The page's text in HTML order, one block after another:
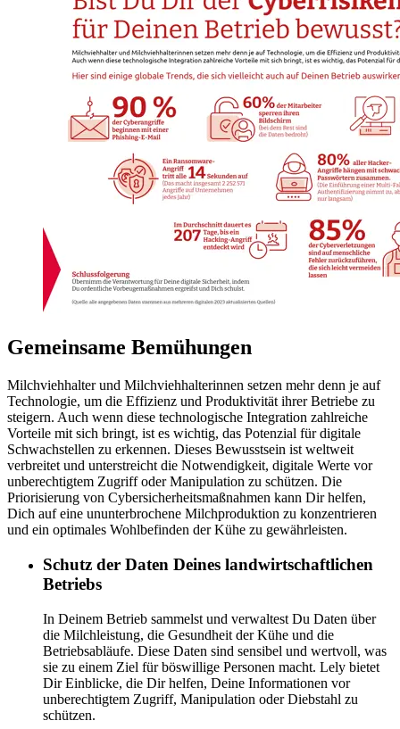
Gemeinsame Bemühungen
Milchviehhalter und Milchviehhalterinnen setzen mehr denn je auf
Technologie, um die Effizienz und Produktivität ihrer Betriebe zu
steigern. Auch wenn diese technologische Integration zahlreiche
Vorteile mit sich bringt, ist es wichtig, das Potenzial für digitale
Schwachstellen zu erkennen. Dieses Bewusstsein ist weltweit
verbreitet und unterstreicht die Notwendigkeit, digitale Werte vor
unberechtigtem Zugriff oder Manipulation zu schützen. Die
Priorisierung von Cybersicherheitsmaßnahmen kann Dir helfen,
Dich auf eine ununterbrochene Milchproduktion zu konzentrieren
und ein optimales Wohlbefinden der Kühe zu gewährleisten.
Schutz der Daten Deines landwirtschaftlichen
Betriebs
In Deinem Betrieb sammelst und verwaltest Du Daten über
die Milchleistung, die Gesundheit der Kühe und die
Betriebsabläufe. Diese Daten sind sensibel und wertvoll, was
sie zu einem Ziel für böswillige Personen macht. Lely bietet
Dir Einblicke, die Dir helfen, Deine Informationen vor
unberechtigtem Zugriff, Manipulation oder Diebstahl zu
schützen.